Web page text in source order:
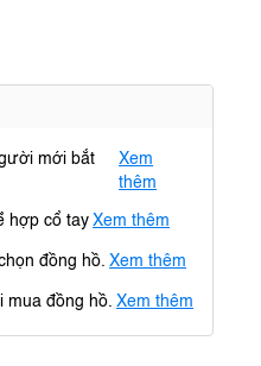
mới bắt
Xem
thêm
hợp cổ tay Xem thêm
đồng hồ. Xem thêm
mua đồng hồ. Xem thêm